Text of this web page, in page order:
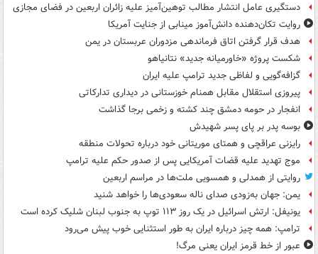
دستگیری عامل انتشار مطالب توهین‌آمیز علیه زائران اربعین در فضای مجازی
روایت تکان‌دهنده دانش‌آموز مینابی از جنایت آمریکا
هدف قرار گرفتن اتاق‌ فرماندهی مزدوران عربستان در یمن
شکست پروژه «خاورمیانه جدید» نتانیاهو
گزافه‌گویی و لفاظی جدید ترامپ علیه ایران
پیروزی استقلال مقابل همنام خوزستانی در دیداری تدارکاتی
انفجار در حومه دمشق چند کشته و زخمی برجا گذاشت
بوسه‌ پدر بر پای پسر شهیدش
رایزنی عراقچی و همتای موریتانی خود درباره تحولات منطقه
موج تهدید علیه قضات آمریکایی پس از صدور حکم علیه ترامپ
روایتی از همدلی و همسویی ملت‌ها در مراسم اربعین
یمن: جهان به‌زودی صدای ناله سعودی‌ها را خواهد شنید
یونیفل: ارتش اسرائیل در یک روز ۱۱۳ توپ به جنوب لبنان شلیک کرده است
ترامپ: همه چیز درباره ایران به طور استثنایی خوب پیش می‌رود
عبور از خط قرمز ایران یعنی مرگ!